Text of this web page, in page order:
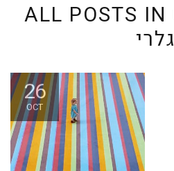
ALL POSTS IN
גלרי
26
OCT